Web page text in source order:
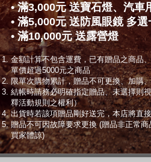
• 滿3,000元 送寶石燈、汽車
• 滿5,000元 送防風眼鏡 多選
• 滿10,000元 送露營燈
金額計算不包含運費，已有贈品之商品
單價超過5000元之商品
限單次購物累計，贈品不可更換、加購
結帳時請務必明確指定贈品、未選擇則
釋活動規則之權利）
出貨時若該項贈品剛好送完，本店將直
贈品不可因故障要求更換 (贈品非正常
買家體諒)